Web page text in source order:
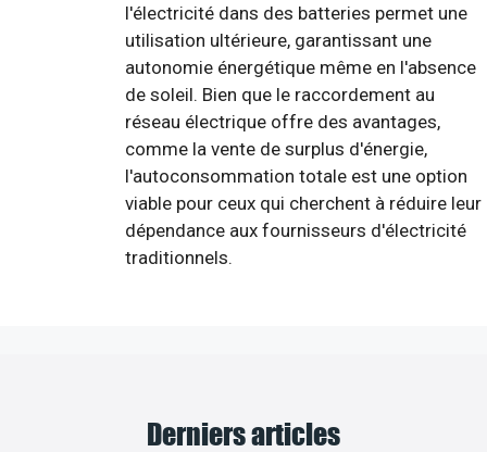
l'électricité dans des batteries permet une
utilisation ultérieure, garantissant une
autonomie énergétique même en l'absence
de soleil. Bien que le raccordement au
réseau électrique offre des avantages,
comme la vente de surplus d'énergie,
l'autoconsommation totale est une option
viable pour ceux qui cherchent à réduire leur
dépendance aux fournisseurs d'électricité
traditionnels.
Derniers articles